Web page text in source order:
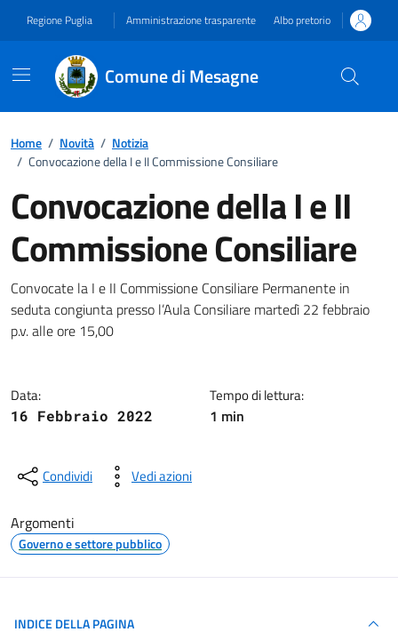
Regione Puglia Amministrazione trasparente Albo pretorio
Comune di Mesagne
Home / Novità / Notizia
/ Convocazione della I e II Commissione Consiliare
Convocazione della I e II
Commissione Consiliare
Dettagli della notizia
Convocate la I e II Commissione Consiliare Permanente in
seduta congiunta presso l’Aula Consiliare martedì 22 febbraio
p.v. alle ore 15,00
Data:
16 Febbraio 2022
Tempo di lettura:
1 min
Condividi Vedi azioni
Argomenti
Governo e settore pubblico
INDICE DELLA PAGINA